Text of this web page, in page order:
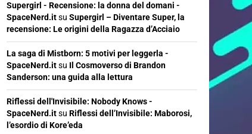
Supergirl - Recensione: la donna del domani -
SpaceNerd.itsu Supergirl – Diventare Super, la
recensione: Le origini della Ragazza d’Acciaio
La saga di Mistborn: 5 motivi per leggerla -
SpaceNerd.itsu Il Cosmoverso di Brandon
Sanderson: una guida alla lettura
Riflessi dell'Invisibile: Nobody Knows -
SpaceNerd.itsu Riflessi dell’Invisibile: Maborosi,
l’esordio di Kore’eda